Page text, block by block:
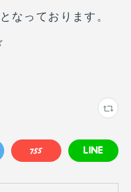
っております。